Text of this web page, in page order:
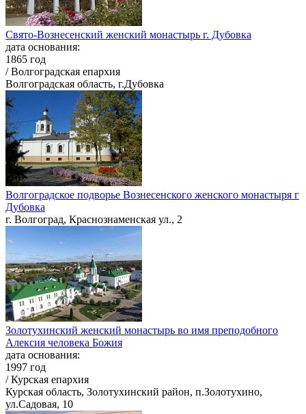
Свято-Вознесенский женский монастырь г. Дубовка
дата основания:
1865 год
/ Волгоградская епархия
Волгоградская область, г.Дубовка
Волгоградское подворье Вознесенского женского монастыря г
Дубовка
г. Волгоград, Краснознаменская ул., 2
Золотухинский женский монастырь во имя преподобного
Алексия человека Божия
дата основания:
1997 год
/ Курская епархия
Курская область, Золотухинский район, п.Золотухино,
ул.Садовая, 10